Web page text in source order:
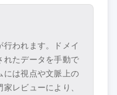
われます。ドメイ
れたデータを手動で
には視点や文脈上の
レビューにより、